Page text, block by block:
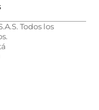
Todos los